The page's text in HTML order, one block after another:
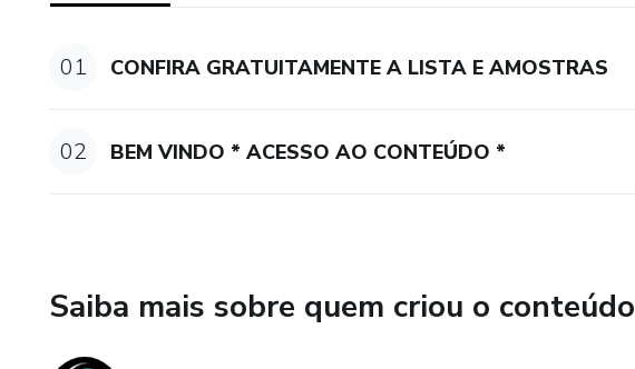
01 CONFIRA GRATUITAMENTE A LISTA E AMOSTRAS
02 BEM VINDO * ACESSO AO CONTEÚDO *
Saiba mais sobre quem criou o conteúdo